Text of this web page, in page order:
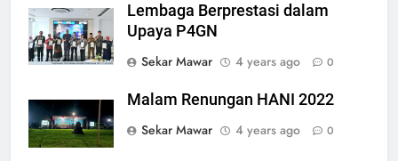
Lembaga Berprestasi dalam
Upaya P4GN
Sekar Mawar
4 years ago 0
Malam Renungan HANI 2022
Sekar Mawar
4 years ago 0